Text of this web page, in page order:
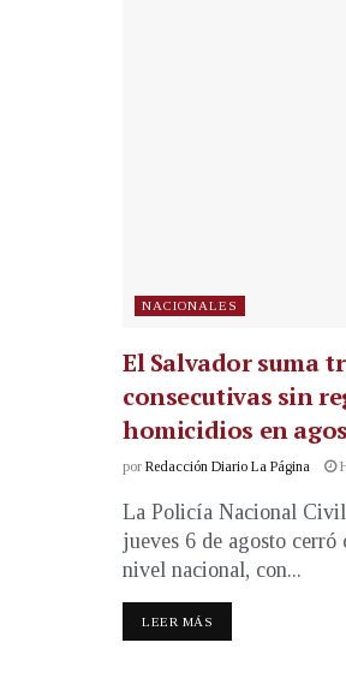
NACIONALES
El Salvador suma
consecutivas sin
homicidios en
por Redacción Diario La Página
La Policía Nacional
jueves 6 de agosto
nivel nacional, con...
LEER MÁS